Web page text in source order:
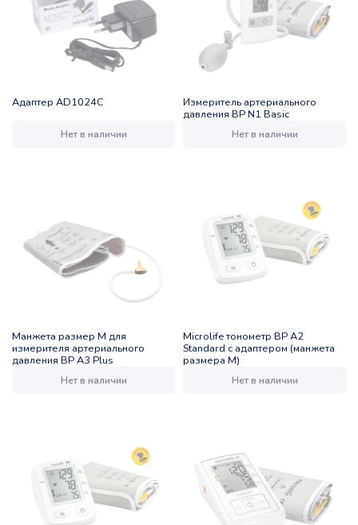
Адаптер AD1024C
Нет в наличии
Измеритель артериального
давления BP N1 Basic
Нет в наличии
Манжета размер M для
измерителя артериального
давления ВР А3 Plus
Нет в наличии
Microlife тонометр BP A2
Standard с адаптером (манжета
размера M)
Нет в наличии